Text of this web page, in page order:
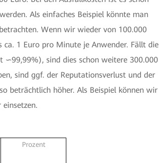
Als einfaches Beispiel könnte man
Wenn wir wieder von 100.000
ca. 1 Euro pro Minute je Anwender. Fällt die
∽99,99%), sind dies schon weitere 300.000
sind ggf. der Reputationsverlust und der
beträchtlich höher. Als Beispiel können wir
Prozent